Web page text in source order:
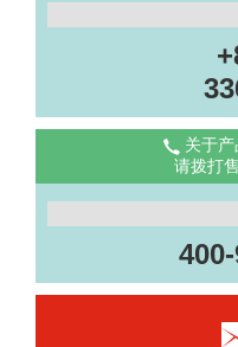
关于
请拨打